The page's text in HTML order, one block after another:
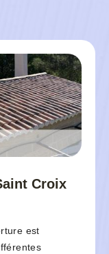
Croix
est